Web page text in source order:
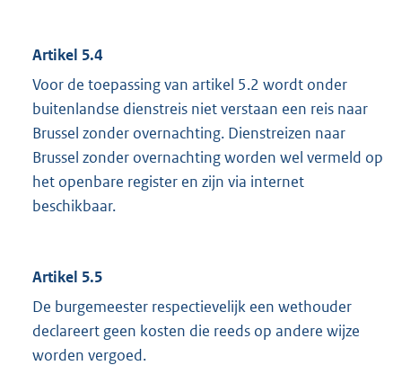
Artikel 5.4
Voor de toepassing van artikel 5.2 wordt onder
buitenlandse dienstreis niet verstaan een reis naar
Brussel zonder overnachting. Dienstreizen naar
Brussel zonder overnachting worden wel vermeld op
het openbare register en zijn via internet
beschikbaar.
Artikel 5.5
De burgemeester respectievelijk een wethouder
declareert geen kosten die reeds op andere wijze
worden vergoed.